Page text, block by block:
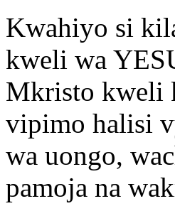
Kwahiyo si
kweli wa
Mkristo kweli
vipimo halisi
wa uongo,
pamoja na